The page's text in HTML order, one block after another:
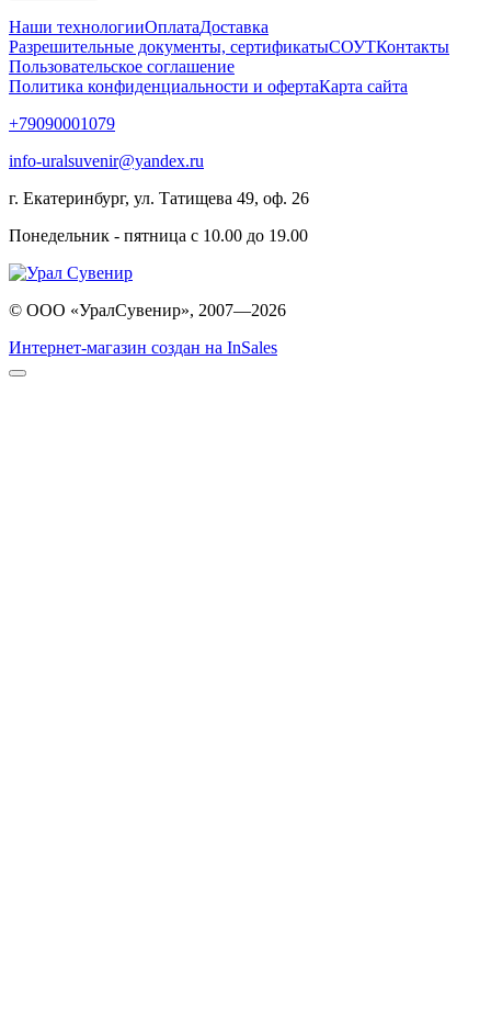
Наши технологииОплатаДоставка
Разрешительные документы, сертификатыСОУТКонтакты
Пользовательское соглашение
Политика конфиденциальности и офертаКарта сайта
+79090001079
info-uralsuvenir@yandex.ru
г. Екатеринбург, ул. Татищева 49, оф. 26
Понедельник - пятница с 10.00 до 19.00
© ООО «УралСувенир», 2007—2026
Интернет-магазин создан на InSales